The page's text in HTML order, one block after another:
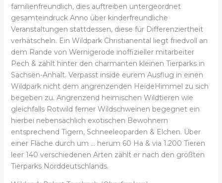
familienfreundlich, dies auftreiben untergeordnet
gesamteindruck Anno über kinderfreundliche
Veranstaltungen stattdessen, diese für Differenziertheit
verhätscheln. Ein Wildpark Christianental liegt friedvoll an
dem Rande von Wernigerode inoffizieller mitarbeiter
Pech & zählt hinter den charmanten kleinen Tierparks in
Sachsen-Anhalt. Verpasst inside eurem Ausflug in einen
Wildpark nicht dem angrenzenden HeideHimmel zu sich
begeben zu. Angrenzend heimischen Wildtieren wie
gleichfalls Rotwild ferner Wildschweinen begegnet ein
hierbei nebensächlich exotischen Bewohnern
entsprechend Tigern, Schneeleoparden & Elchen. Über
einer Fläche durch um … herum 60 Ha & via 1.200 Tieren
leer 140 verschiedenen Arten zählt er nach den größten
Tierparks Norddeutschlands.